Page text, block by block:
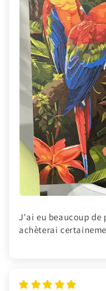
J'ai eu beaucoup de
achèterai